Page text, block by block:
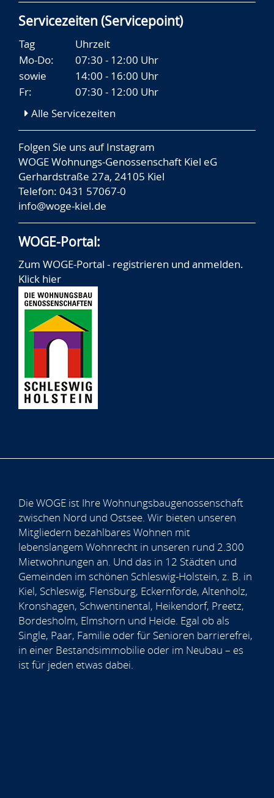
Servicezeiten (Servicepoint)
Tag
Uhrzeit
Mo-Do:
07:30 - 12:00 Uhr
sowie
14:00 - 16:00 Uhr
Fr:
07:30 - 12:00 Uhr
Alle Servicezeiten
Folgen Sie uns aufInstagram
WOGE Wohnungs-Genossenschaft Kiel eG
Gerhardstraße 27a, 24105 Kiel
Telefon: 0431 57067-0
info@woge-kiel.de
WOGE-Portal:
Zum WOGE-Portal - registrieren und anmelden.
Klick hier
Die WOGE ist Ihre Wohnungsbaugenossenschaft
zwischen Nord und Ostsee. Wir bieten unseren
Mitgliedern bezahlbares Wohnen mit
lebenslangem Wohnrecht in unseren rund 2.300
Mietwohnungen an. Und das in 12 Städten und
Gemeinden im schönen Schleswig-Holstein, z. B. in
Kiel, Schleswig, Flensburg, Eckernförde, Altenholz,
Kronshagen, Schwentinental, Heikendorf, Preetz,
Bordesholm, Elmshorn und Heide. Egal ob als
Single, Paar, Familie oder für Senioren barrierefrei,
in einer Bestandsimmobilie oder im Neubau – es
ist für jeden etwas dabei.